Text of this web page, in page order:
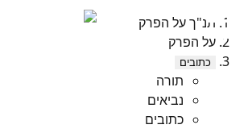
תנ"ך על הפרק
על הפרק
כתובים
תורה
נביאים
כתובים